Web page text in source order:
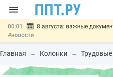
00:01
8 августа: важные
#новости
07.08 Подписан закон о
«Честный знак»#новости
Главная Колонки